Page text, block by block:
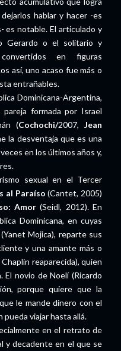
hablar y hacer -es
es notable. El articulado y
Gerardo o el solitario y
en figuras
así, uno acaso fue más o
entrañables.
Dominicana-Argentina,
formada por Israel
(Cochochi/2007, Jean
la desventaja que es una
en los últimos años y,
sexual en el Tercer
al Paraíso(Cantet, 2005)
Amor(Seidl, 2012). En
Dominicana, en cuyas
Mojica), reparte sus
y una amante más o
reaparecida), quien
El novio de Noelí (Ricardo
porque quiere que la
le mande dinero con el
viajar hasta allá.
en el retrato de
y decadente en el que se